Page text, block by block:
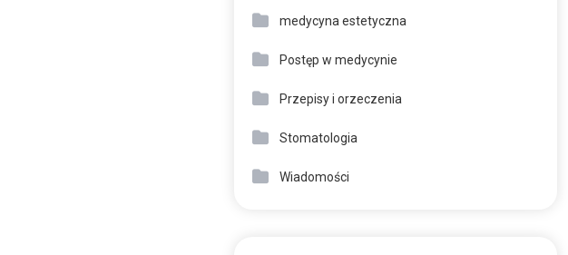
medycyna estetyczna
Postęp w medycynie
Przepisy i orzeczenia
Stomatologia
Wiadomości